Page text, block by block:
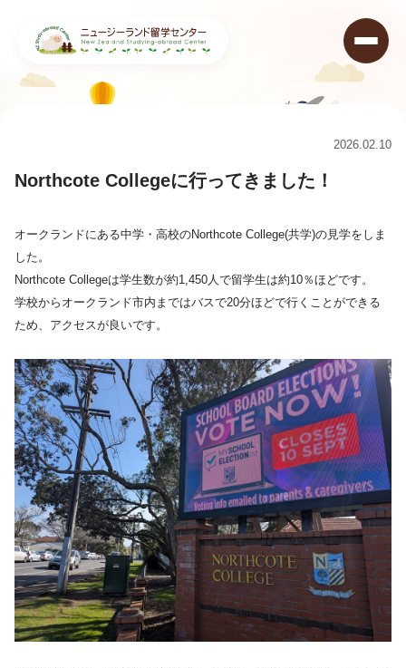
Northcote Collegeに行ってきました！2026.02.10
Northcote Collegeに行ってきました！
オークランドにある中学・高校のNorthcote College(共学)の見学をしま
した。
Northcote Collegeは学生数が約1,450人で留学生は約10％ほどです。
学校からオークランド市内まではバスで20分ほどで行くことができる
ため、アクセスが良いです。